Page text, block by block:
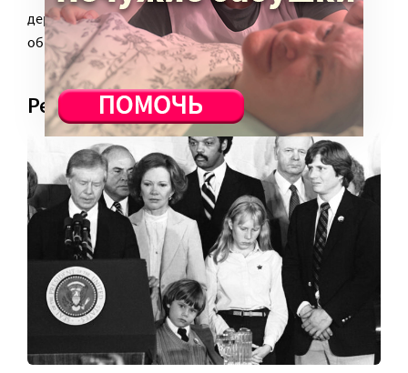
деревни, чтобы человек мог прийти и узнать, куда
обратиться за помощью. Хоть что-то.
Реформа